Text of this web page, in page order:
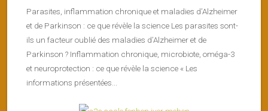
Parasites, inflammation chronique et maladies d’Alzheimer
et de Parkinson : ce que révèle la science Les parasites sont-
ils un facteur oublié des maladies d’Alzheimer et de
Parkinson ? Inflammation chronique, microbiote, oméga-3
et neuroprotection : ce que révèle la science « Les
informations présentées...